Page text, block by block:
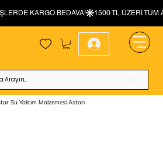
Su Yalıtım Malzemesi Astarı